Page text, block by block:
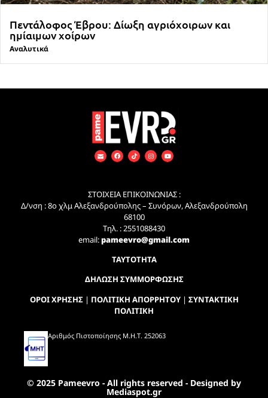
Πεντάλοφος Έβρου: Δίωξη αγριόχοιρων και
ημίαιμων χοίρων
Αναλυτικά
ΣΤΟΙΧΕΙΑ ΕΠΙΚΟΙΝΩΝΙΑΣ :
Δ/νση : 8ο χλμ Αλεξανδρούπολης – Συνόρων, Αλεξανδρούπολη
68100
Τηλ. : 2551088430
email:pameevro@gmail.com
ΤΑΥΤΟΤΗΤΑ
ΔΗΛΩΣΗ ΣΥΜΜΟΡΦΩΣΗΣ
ΟΡΟΙ ΧΡΗΣΗΣ| ΠΟΛΙΤΙΚΗ ΑΠΟΡΡΗΤΟΥ| ΣΥΝΤΑΚΤΙΚΗ
ΠΟΛΙΤΙΚΗ
Αριθμός Πιστοποίησης Μ.Η.Τ. 252063
© 2025 Pameevro - All rights reserved - Designed by
Mediaspot.gr